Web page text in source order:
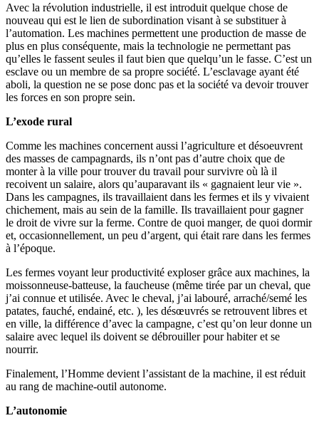
Avec la révolution industrielle, il est introduit quelque chose de
nouveau qui est le lien de subordination visant à se substituer à
l’automation. Les machines permettent une production de masse de
plus en plus conséquente, mais la technologie ne permettant pas
qu’elles le fassent seules il faut bien que quelqu’un le fasse. C’est un
esclave ou un membre de sa propre société. L’esclavage ayant été
aboli, la question ne se pose donc pas et la société va devoir trouver
les forces en son propre sein.
L’exode rural
Comme les machines concernent aussi l’agriculture et désoeuvrent
des masses de campagnards, ils n’ont pas d’autre choix que de
monter à la ville pour trouver du travail pour survivre où là il
recoivent un salaire, alors qu’auparavant ils « gagnaient leur vie ».
Dans les campagnes, ils travaillaient dans les fermes et ils y vivaient
chichement, mais au sein de la famille. Ils travaillaient pour gagner
le droit de vivre sur la ferme. Contre de quoi manger, de quoi dormir
et, occasionnellement, un peu d’argent, qui était rare dans les fermes
à l’époque.
Les fermes voyant leur productivité exploser grâce aux machines, la
moissonneuse-batteuse, la faucheuse (même tirée par un cheval, que
j’ai connue et utilisée. Avec le cheval, j’ai labouré, arraché/semé les
patates, fauché, endainé, etc. ), les désœuvrés se retrouvent libres et
en ville, la différence d’avec la campagne, c’est qu’on leur donne un
salaire avec lequel ils doivent se débrouiller pour habiter et se
nourrir.
Finalement, l’Homme devient l’assistant de la machine, il est réduit
au rang de machine-outil autonome.
L’autonomie